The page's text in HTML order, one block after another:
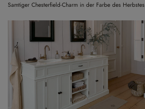
Samtiger Chesterfield-Charm in der Farbe des Herbstes